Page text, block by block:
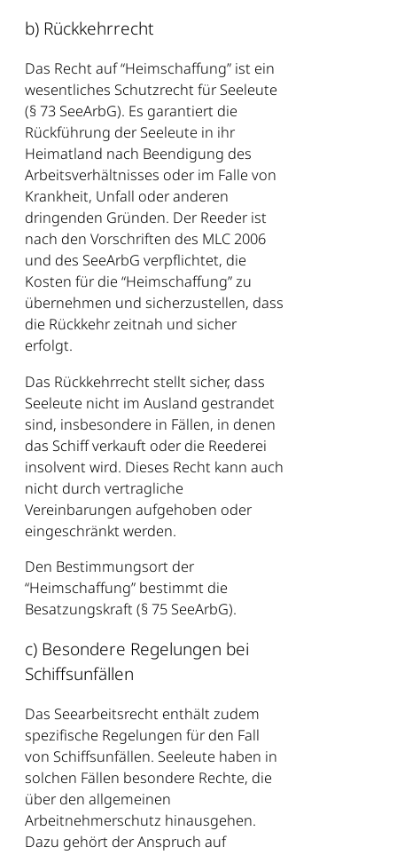
b) Rückkehrrecht
Das Recht auf “Heimschaffung” ist ein
wesentliches Schutzrecht für Seeleute
(§ 73 SeeArbG). Es garantiert die
Rückführung der Seeleute in ihr
Heimatland nach Beendigung des
Arbeitsverhältnisses oder im Falle von
Krankheit, Unfall oder anderen
dringenden Gründen. Der Reeder ist
nach den Vorschriften des MLC 2006
und des SeeArbG verpflichtet, die
Kosten für die “Heimschaffung” zu
übernehmen und sicherzustellen, dass
die Rückkehr zeitnah und sicher
erfolgt.
Das Rückkehrrecht stellt sicher, dass
Seeleute nicht im Ausland gestrandet
sind, insbesondere in Fällen, in denen
das Schiff verkauft oder die Reederei
insolvent wird. Dieses Recht kann auch
nicht durch vertragliche
Vereinbarungen aufgehoben oder
eingeschränkt werden.
Den Bestimmungsort der
“Heimschaffung” bestimmt die
Besatzungskraft (§ 75 SeeArbG).
c) Besondere Regelungen bei
Schiffsunfällen
Das Seearbeitsrecht enthält zudem
spezifische Regelungen für den Fall
von Schiffsunfällen. Seeleute haben in
solchen Fällen besondere Rechte, die
über den allgemeinen
Arbeitnehmerschutz hinausgehen.
Dazu gehört der Anspruch auf